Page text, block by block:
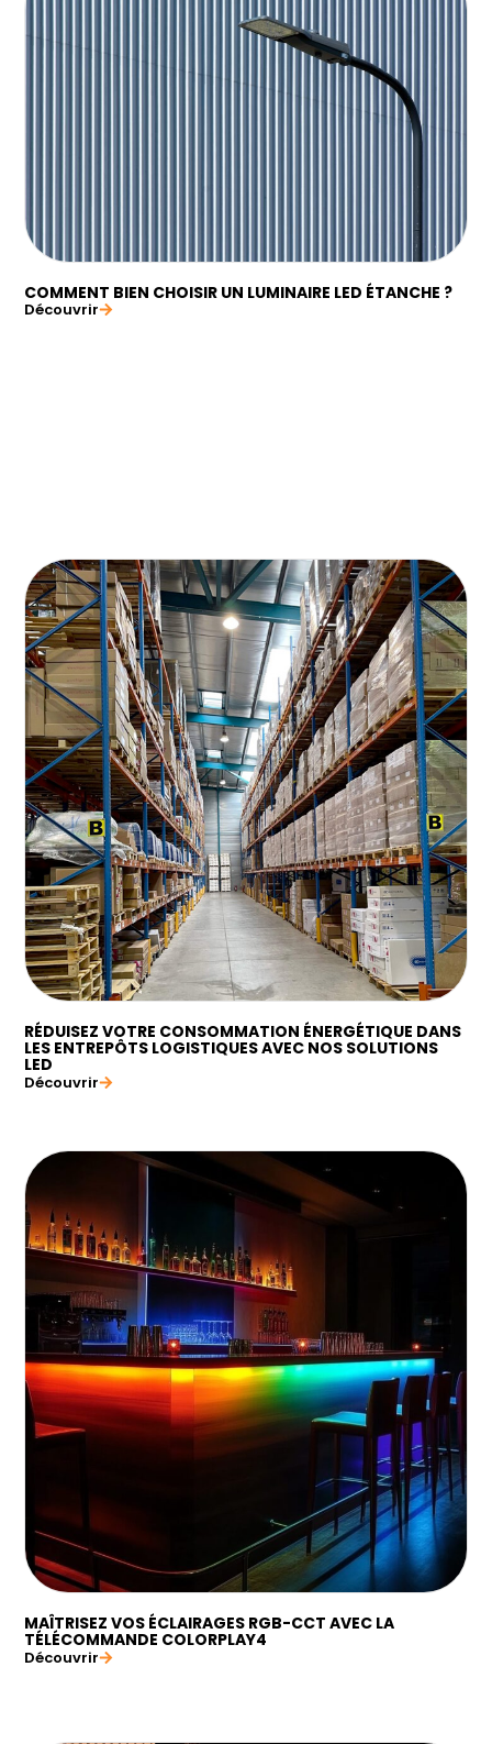
COMMENT BIEN CHOISIR UN LUMINAIRE LED ÉTANCHE ?
Découvrir
RÉDUISEZ VOTRE CONSOMMATION ÉNERGÉTIQUE DANS
LES ENTREPÔTS LOGISTIQUES AVEC NOS SOLUTIONS
LED
Découvrir
MAÎTRISEZ VOS ÉCLAIRAGES RGB-CCT AVEC LA
TÉLÉCOMMANDE COLORPLAY4
Découvrir